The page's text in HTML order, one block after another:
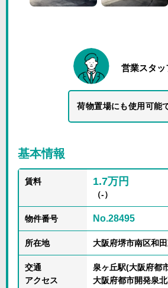
営業スタッ
荷物置場にも使用可能
基本情報
賃料 1.7万円
（-）
物件番号 No.28495
所在地 大阪府堺市南区和
交通
アクセス
泉ヶ丘駅(大阪府都
大阪府都市開発泉